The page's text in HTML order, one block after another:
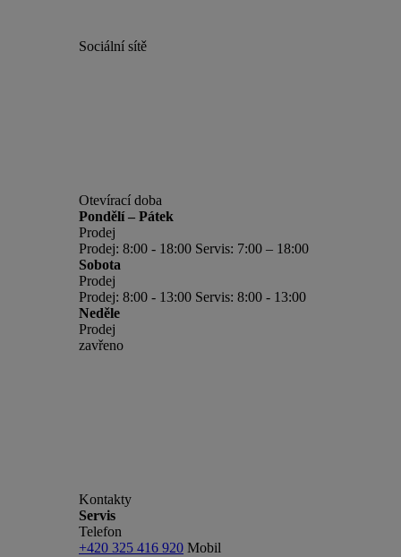
Sociální sítě
Otevírací doba
Pondělí – Pátek
Prodej
Prodej: 8:00 - 18:00 Servis: 7:00 – 18:00
Sobota
Prodej
Prodej: 8:00 - 13:00 Servis: 8:00 - 13:00
Neděle
Prodej
zavřeno
Kontakty
Servis
Telefon
+420 325 416 920 Mobil